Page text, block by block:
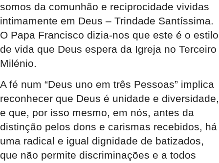
somos da comunhão e reciprocidade vividas
intimamente em Deus – Trindade Santíssima.
O Papa Francisco dizia-nos que este é o estilo
de vida que Deus espera da Igreja no Terceiro
Milénio.
A fé num “Deus uno em três Pessoas” implica
reconhecer que Deus é unidade e diversidade,
e que, por isso mesmo, em nós, antes da
distinção pelos dons e carismas recebidos, há
uma radical e igual dignidade de batizados,
que não permite discriminações e a todos